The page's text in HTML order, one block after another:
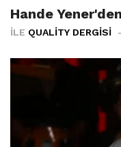
Hande
İLE QUALITY DERGISI